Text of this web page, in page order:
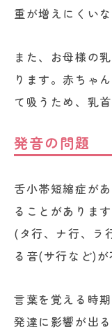
重が増えにくい
また、お母様の
ります。赤ちゃ
て吸うため、乳
発音の問題
舌小帯短縮症が
ることがありま
(タ行、ナ行、ラ
る音(サ行など)が
言葉を覚える時
発達に影響が出